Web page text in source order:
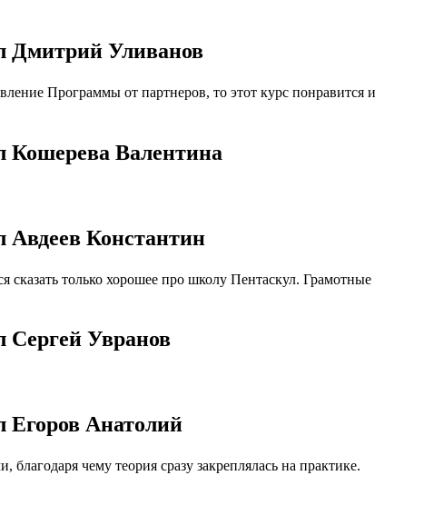
Дмитрий Уливанов
Программы от партнеров, то этот курс понравится и
Кошерева Валентина
Константин
сказать только хорошее про школу Пентаскул. Грамотные
Сергей Увранов
Егоров Анатолий
чему теория сразу закреплялась на практике.